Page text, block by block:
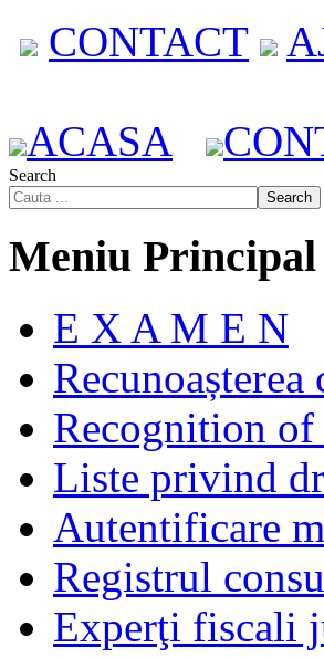
CONTACT
ACASA
Search
Search
Meniu Principal
E X A M E N
Recognition
Liste privind
Autentificare
Registrul
Experţi fiscali